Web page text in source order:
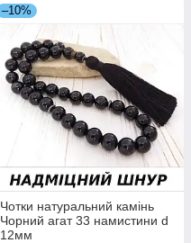
–10%
Чотки натуральний камінь
Чорний агат 33 намистини d
12мм